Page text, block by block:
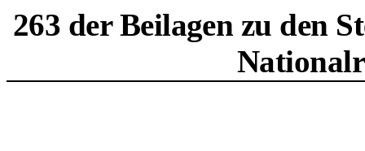
263 der Beilagen zu den